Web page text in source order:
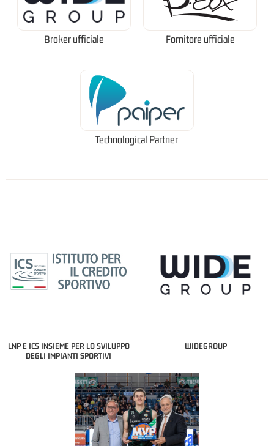
Broker ufficiale Fornitore ufficiale
Technological Partner
LNP E ICS INSIEME PER LO SVILUPPO
DEGLI IMPIANTI SPORTIVI
WIDEGROUP